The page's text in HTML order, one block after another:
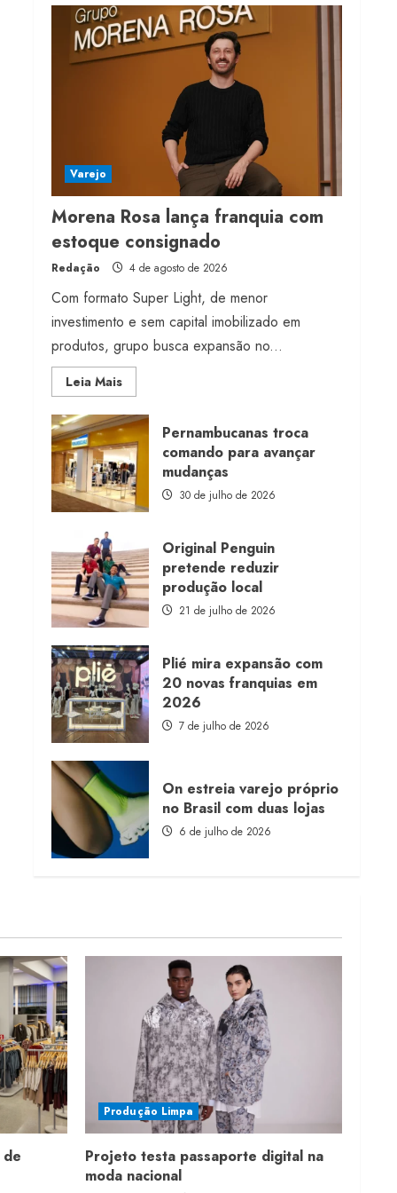
Projeto testa passaporte
digital na moda nacional
4 de agosto de 2026
Morena Rosa lança
franquia com estoque
consignado
4 de agosto de 2026
Varejo
Morena Rosa lança franquia com
estoque consignado
Redação 4 de agosto de 2026
Com formato Super Light, de menor
investimento e sem capital imobilizado em
produtos, grupo busca expansão no...
Leia MaisRead
more
Morena
Rosa
lança
franquia
com
estoque
consignado
Pernambucanas troca
comando para avançar
mudanças
30 de julho de 2026
Original Penguin
pretende reduzir
produção local
21 de julho de 2026
Plié mira expansão com
20 novas franquias em
2026
7 de julho de 2026
On estreia varejo próprio
no Brasil com duas lojas
6 de julho de 2026
Produção Limpa
Projeto testa passaporte digital na
moda nacional